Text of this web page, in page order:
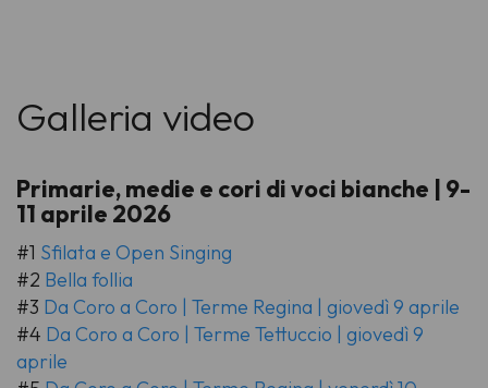
Galleria video
Primarie, medie e cori di voci bianche | 9-
11 aprile 2026
#1 Sfilata e Open Singing
#2 Bella follia
#3 Da Coro a Coro | Terme Regina | giovedì 9 aprile
#4 Da Coro a Coro | Terme Tettuccio | giovedì 9
aprile